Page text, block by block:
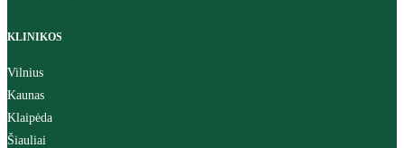
KLINIKOS
Vilnius
Kaunas
Klaipėda
Šiauliai